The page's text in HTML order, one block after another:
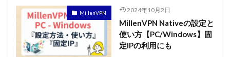
MillenVPN 2024年10月2日
MillenVPN Nativeの設定と
使い方【PC/Windows】固
定IPの利用にも